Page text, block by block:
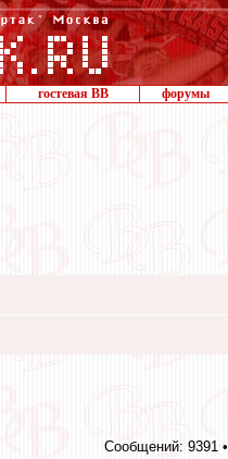
гостевая ВВ форумы
Сообщений: 9391 •